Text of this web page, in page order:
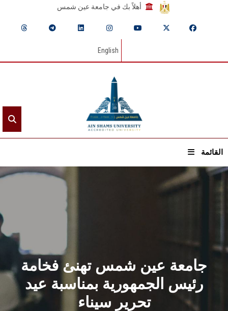
أهلاً بك في جامعة عين شمس
English
القائمة
الرئيسيـة
القطاعـات
الشئون الأكاديمية
البحث العلمي
جامعة عين شمس تهنئ فخامة
رئيس الجمهورية بمناسبة عيد
تحرير سيناء